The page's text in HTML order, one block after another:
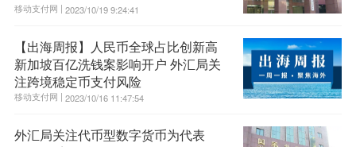
移动支付网 | 2023/10/19 9:24:41
【出海周报】人民币全球占比创新高
新加坡百亿洗钱案影响开户 外汇局关
注跨境稳定币支付风险
移动支付网 | 2023/10/16 11:47:54
外汇局关注代币型数字货币为代表